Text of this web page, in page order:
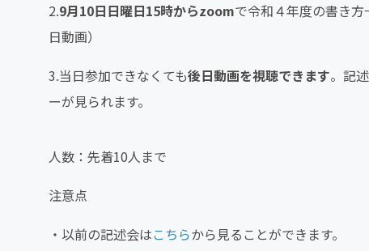
2.9月10日日曜日15時からzoomで令和４年度の書き
日動画）
3.当日参加できなくても後日動画を視聴できます。記
ーが見られます。
人数：先着10人まで
注意点
・以前の記述会はこちらから見ることができます。